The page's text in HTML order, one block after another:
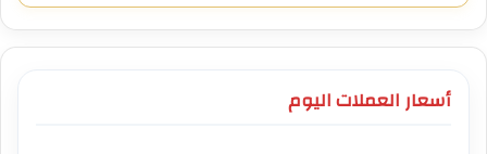
أسعار العملات اليوم